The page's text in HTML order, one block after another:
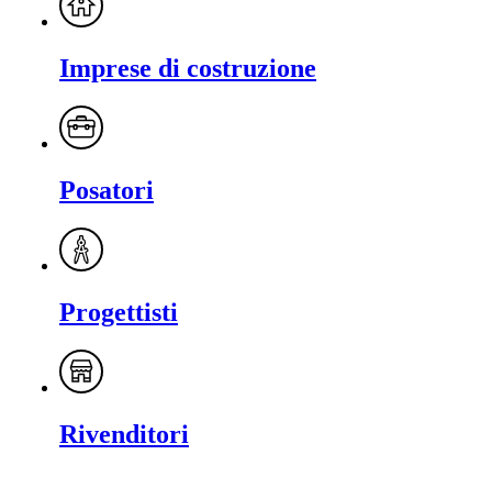
Imprese di costruzione
Posatori
Progettisti
Rivenditori